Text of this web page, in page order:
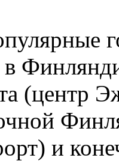
в
(центр
и